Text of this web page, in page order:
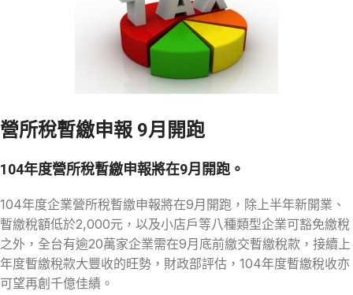
營所稅暫繳申報 9月開跑
104年度營所稅暫繳申報將在9月開跑。
104年度企業營所稅暫繳申報將在9月開跑，除上半年新開業、
暫繳稅額低於2,000元，以及小店戶等八種類型企業可豁免繳稅
之外，全台有逾20萬家企業需在9月底前繳交暫繳稅款，接續上
年度暫繳稅款大豐收的旺勢，財政部評估，104年度暫繳稅收亦
可望再創千億佳績。